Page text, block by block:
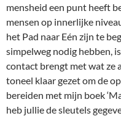
mensheid een punt heeft
mensen op innerlijke
het Pad naar Eén zijn te
simpelweg nodig hebben,
contact brengt met wat ze
toneel klaar gezet om de
bereiden met mijn boek
heb jullie de sleutels